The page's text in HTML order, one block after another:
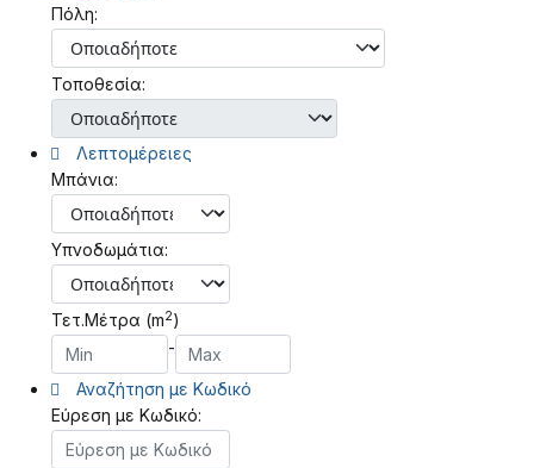
Πόλη:
Τοποθεσία:
Λεπτομέρειες
Μπάνια:
Υπνοδωμάτια:
Τετ.Μέτρα (m2)
-
Αναζήτηση με Κωδικό
Εύρεση με Κωδικό: